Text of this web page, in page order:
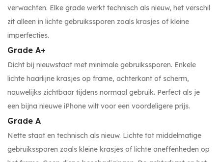
verwachten. Elke grade werkt technisch als nieuw, het verschil
zit alleen in lichte gebruikssporen zoals krasjes of kleine
imperfecties.
Grade A+
Dicht bij nieuwstaat met minimale gebruikssporen. Enkele
lichte haarlijne krasjes op frame, achterkant of scherm,
nauwelijks zichtbaar tijdens normaal gebruik. Perfect als je
een bijna nieuwe iPhone wilt voor een voordeligere prijs.
Grade A
Nette staat en technisch als nieuw. Lichte tot middelmatige
gebruikssporen zoals kleine krasjes of lichte oneffenheden op